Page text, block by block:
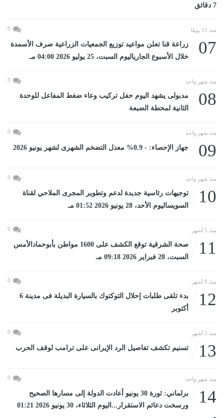
7 دقائق
منذ 15 يومًا 0
07
زراعة قنا تعلن مواعيد توزيع الجمعيات الزراعية صرف الأسمدة
خلال الأسبوع الجارياليوم السبت، 25 يوليو 2026 04:00 مـ
منذ شهر واحد 0
08
مدبولى يشهد اليوم حفل تركيب وعاء ضغط المفاعل للوحدة
الثانية لمحطة الضبعة
منذ شهر واحد 0
09 جهاز الإحصاء: - 0.9% معدل التضخم الشهرى لشهر يونيو 2026
منذ شهر واحد 0
10
توجيهات رئاسية جديدة لدعم وتطوير المجرى الملاحي لقناة
السويساليوم الأحد، 28 يونيو 2026 01:52 مـ
منذ 5 أشهر 0
11
صحة الشرقية توقع الكشف على 1600 مواطن بأبوحمادالأمس
السبت، 28 فبراير 2026 09:18 مـ
منذ 8 أشهر 0
12
بدء تلقى طلبات إحلال التوكتوك بالسيارة البديلة فى مدينة 6
أكتوبر
منذ 3 أشهر 0
13 تسنيم تكشف تفاصيل الرد الإيرانى على ترامب لوقف الحرب
منذ شهر واحد 0
14
برلماني: ثورة 30 يونيو أعادت الدولة إلى مسارها الصحيح
ورسخت دعائم الاستقرار...اليوم الثلاثاء، 30 يونيو 2026 01:21